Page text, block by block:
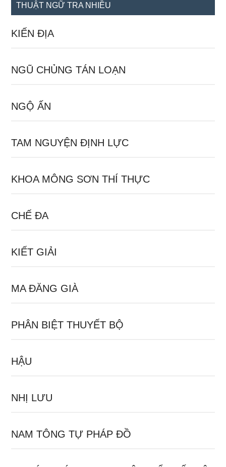
THUẬT NGỮ TRA NHIỀU
KIẾN ĐỊA
NGŨ CHỦNG TÁN LOẠN
NGỘ ẤN
TAM NGUYỆN ĐỊNH LỰC
KHOA MÔNG SƠN THÍ THỰC
CHẾ ĐA
KIẾT GIẢI
MA ĐĂNG GIÀ
PHÂN BIỆT THUYẾT BỘ
HẬU
NHỊ LƯU
NAM TÔNG TỰ PHÁP ĐỒ